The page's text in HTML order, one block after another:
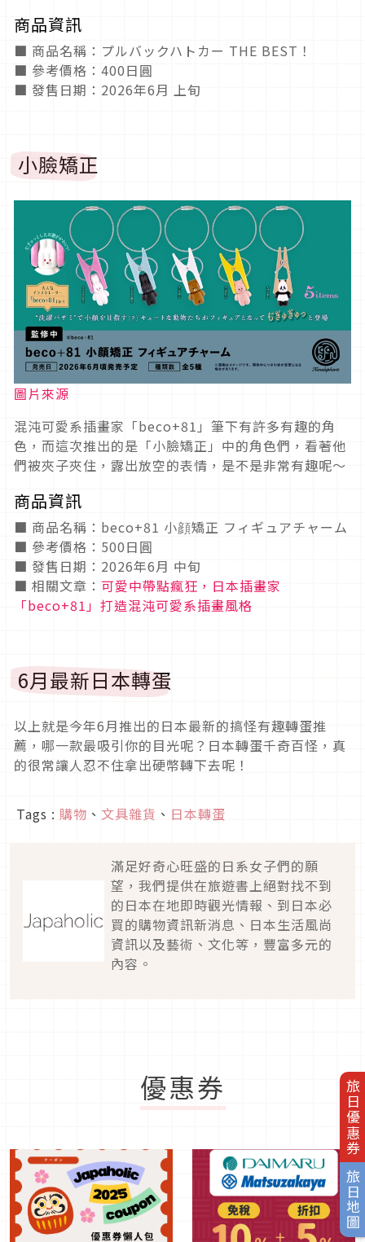
旅日優惠券
旅日地圖
商品資訊
■ 商品名稱：プルバックハトカー THE BEST！
■ 參考價格：400日圓
■ 發售日期：2026年6月 上旬
小臉矯正
圖片來源
混沌可愛系插畫家「beco+81」筆下有許多有趣的角
色，而這次推出的是「小臉矯正」中的角色們，看著他
們被夾子夾住，露出放空的表情，是不是非常有趣呢～
商品資訊
■ 商品名稱：beco+81 小顔矯正 フィギュアチャーム
■ 參考價格：500日圓
■ 發售日期：2026年6月 中旬
■ 相關文章： 可愛中帶點瘋狂，日本插畫家
「beco+81」打造混沌可愛系插畫風格
6月最新日本轉蛋
以上就是今年6月推出的日本最新的搞怪有趣轉蛋推
薦，哪一款最吸引你的目光呢？日本轉蛋千奇百怪，真
的很常讓人忍不住拿出硬幣轉下去呢！
Tags : 購物 、 文具雜貨 、 日本轉蛋
滿足好奇心旺盛的日系女子們的願
望，我們提供在旅遊書上絕對找不到
的日本在地即時觀光情報、到日本必
買的購物資訊新消息、日本生活風尚
資訊以及藝術、文化等，豐富多元的
內容。
優惠券